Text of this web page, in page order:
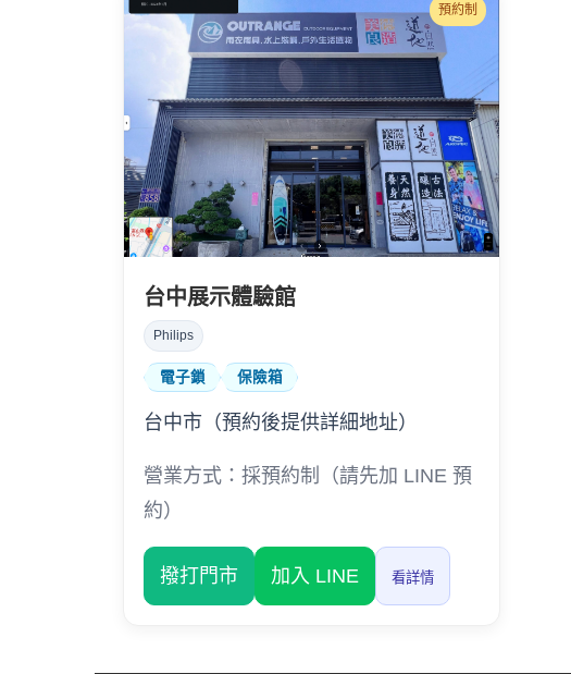
預約制
台中展示體驗館
Philips
電子鎖 保險箱
台中市（預約後提供詳細地址）
營業方式：採預約制（請先加 LINE 預
約）
撥打門市 加入 LINE 看詳情